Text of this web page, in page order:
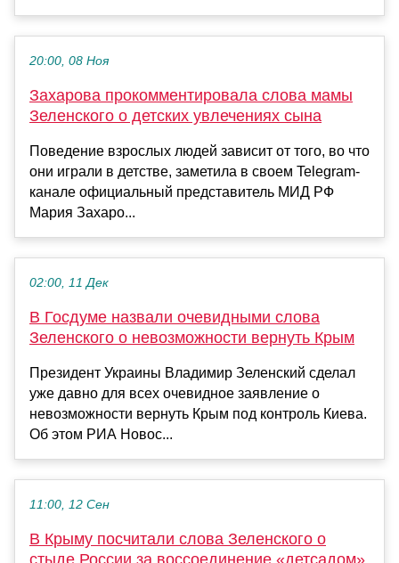
20:00, 08 Ноя
Захарова прокомментировала слова мамы
Зеленского о детских увлечениях сына
Поведение взрослых людей зависит от того, во что
они играли в детстве, заметила в своем Telegram-
канале официальный представитель МИД РФ
Мария Захаро...
02:00, 11 Дек
В Госдуме назвали очевидными слова
Зеленского о невозможности вернуть Крым
Президент Украины Владимир Зеленский сделал
уже давно для всех очевидное заявление о
невозможности вернуть Крым под контроль Киева.
Об этом РИА Новос...
11:00, 12 Сен
В Крыму посчитали слова Зеленского о